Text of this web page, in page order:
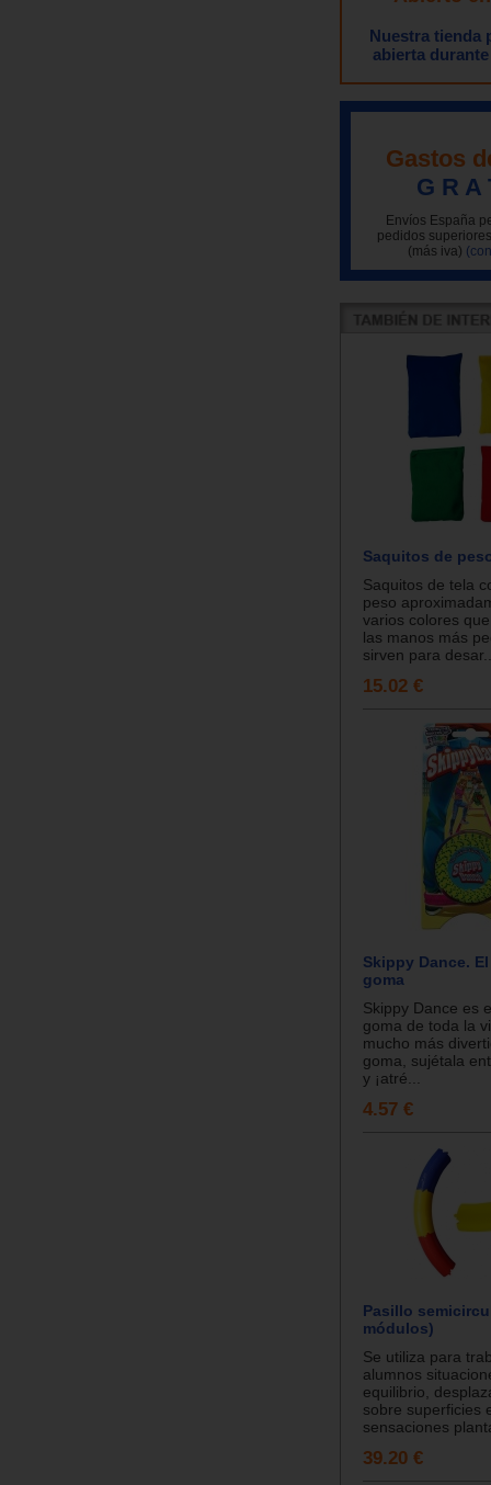
Nuestra tienda
abierta
Gastos
G R A
Envíos España
pedidos
(más iva)
Saquitos de
Saquitos de tela
peso
varios colores
las manos más
sirven para
15.02 €
Skippy Dance.
goma
Skippy Dance es
goma de toda la
mucho más
goma, sujétala
y ¡atré...
4.57 €
Pasillo
módulos)
Se utiliza para
alumnos
equilibrio,
sobre superficies
sensaciones
39.20 €